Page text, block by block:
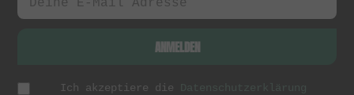
ANMELDEN
Ich akzeptiere die
Datenschutzerklärung